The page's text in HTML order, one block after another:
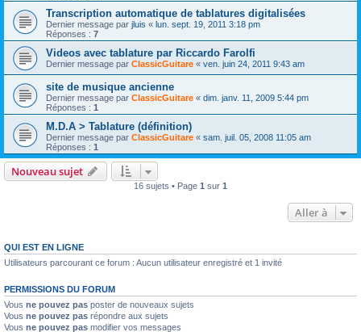
Transcription automatique de tablatures digitalisées
Dernier message par jluis « lun. sept. 19, 2011 3:18 pm
Réponses : 7
Videos avec tablature par Riccardo Farolfi
Dernier message par ClassicGuitare « ven. juin 24, 2011 9:43 am
site de musique ancienne
Dernier message par ClassicGuitare « dim. janv. 11, 2009 5:44 pm
Réponses : 1
M.D.A > Tablature (définition)
Dernier message par ClassicGuitare « sam. juil. 05, 2008 11:05 am
Réponses : 1
Nouveau sujet
16 sujets • Page 1 sur 1
Aller à
QUI EST EN LIGNE
Utilisateurs parcourant ce forum : Aucun utilisateur enregistré et 1 invité
PERMISSIONS DU FORUM
Vous ne pouvez pas poster de nouveaux sujets
Vous ne pouvez pas répondre aux sujets
Vous ne pouvez pas modifier vos messages